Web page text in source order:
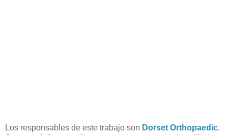
Los responsables de este trabajo son Dorset Orthopaedic.